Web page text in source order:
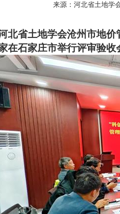
来源：河北省土地学
北省土地学会沧州市地
在石家庄市举行评审验收